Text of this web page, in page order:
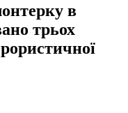
в
трьох